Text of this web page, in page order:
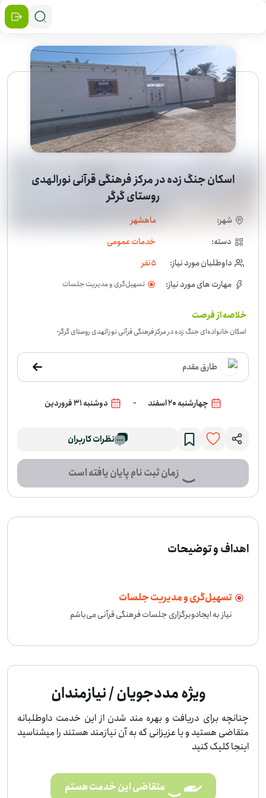
اسکان جنگ زده در مرکز فرهنگی قرآنی نورالهدی
روستای گرگر
شهر:
ماهشهر
دسته:
خدمات عمومی
داوطلبان مورد نیاز:
5نفر
مهارت های مورد نیاز:
تسهیل‌گری و مدیریت جلسات
خلاصه از فرصت
اسکان خانواده‌ای جنگ زده در مرکز فرهنگی قرآنی نورالهدی روستای گرگر -
طارق مقدم
چهارشنبه 20 اسفند - دوشنبه 31 فروردین
نظرات کاربران
زمان ثبت نام پایان یافته است
اهداف و توضیحات
تسهیل‌گری و مدیریت جلسات
نیاز به ایجادوبرگزاری جلسات فرهنگی قرآنی می‌باشم
ویژه مددجویان / نیازمندان
چنانچه برای دریافت و بهره مند شدن از این خدمت داوطلبانه
متقاضی هستید و یا عزیزانی که به آن نیازمند هستند را میشناسید
اینجا کلیک کنید
متقاضی این خدمت هستم